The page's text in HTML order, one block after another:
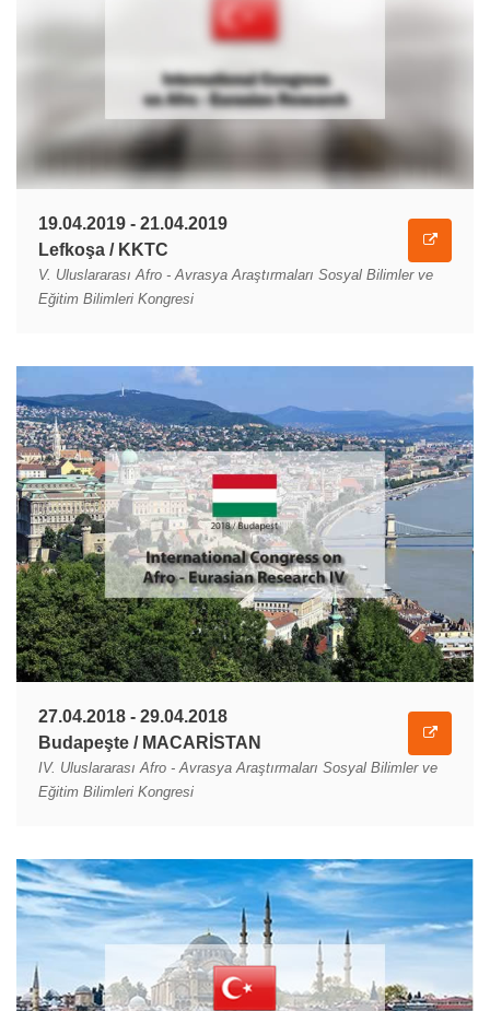
19.04.2019 - 21.04.2019
Lefkoşa / KKTC
V. Uluslararası Afro - Avrasya Araştırmaları Sosyal Bilimler ve
Eğitim Bilimleri Kongresi
27.04.2018 - 29.04.2018
Budapeşte / MACARİSTAN
IV. Uluslararası Afro - Avrasya Araştırmaları Sosyal Bilimler ve
Eğitim Bilimleri Kongresi